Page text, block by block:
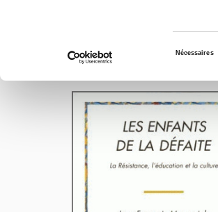
consentement
Nécessaires
IMAGES